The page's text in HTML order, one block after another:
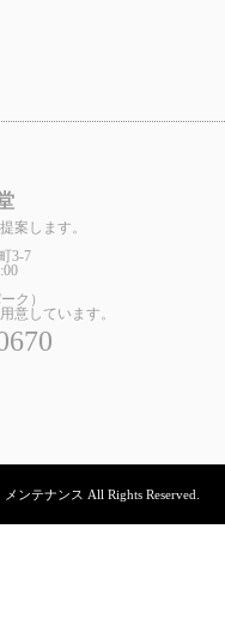
案します。
3-7
ク）
意しています。
ンテナンス All Rights Reserved.